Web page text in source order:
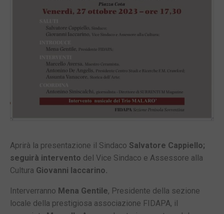
Aprirà la presentazione il Sindaco Salvatore Cappiello;
seguirà intervento del Vice Sindaco e Assessore alla
Cultura Giovanni Iaccarino.
Interverranno Mena Gentile, Presidente della sezione
locale della prestigiosa associazione FIDAPA, il